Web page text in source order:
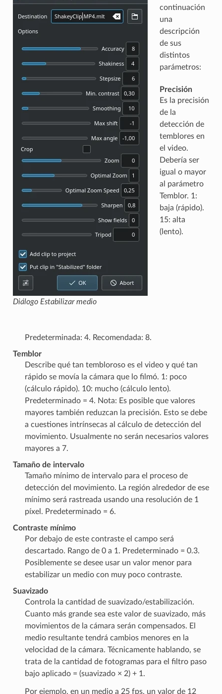
Diálogo Estabilizar medio
continuación
una
descripción
de sus
distintos
parámetros:
Precisión
Es la precisión
de la
detección de
temblores en
el video.
Debería ser
igual o mayor
al parámetro
Temblor. 1:
baja (rápido).
15: alta
(lento).
Predeterminada: 4. Recomendada: 8.
Temblor
Describe qué tan tembloroso es el video y qué tan
rápido se movía la cámara que lo filmó. 1: poco
(cálculo rápido). 10: mucho (cálculo lento).
Predeterminado = 4. Nota: Es posible que valores
mayores también reduzcan la precisión. Esto se debe
a cuestiones intrínsecas al cálculo de detección del
movimiento. Usualmente no serán necesarios valores
mayores a 7.
Tamaño de intervalo
Tamaño mínimo de intervalo para el proceso de
detección del movimiento. La región alrededor de ese
mínimo será rastreada usando una resolución de 1
píxel. Predeterminado = 6.
Contraste mínimo
Por debajo de este contraste el campo será
descartado. Rango de 0 a 1. Predeterminado = 0.3.
Posiblemente se desee usar un valor menor para
estabilizar un medio con muy poco contraste.
Suavizado
Controla la cantidad de suavizado/estabilización.
Cuanto más grande sea este valor de suavizado, más
movimientos de la cámara serán compensados. El
medio resultante tendrá cambios menores en la
velocidad de la cámara. Técnicamente hablando, se
trata de la cantidad de fotogramas para el filtro paso
bajo aplicado = (suavizado × 2) + 1.
Por ejemplo, en un medio a 25 fps, un valor de 12